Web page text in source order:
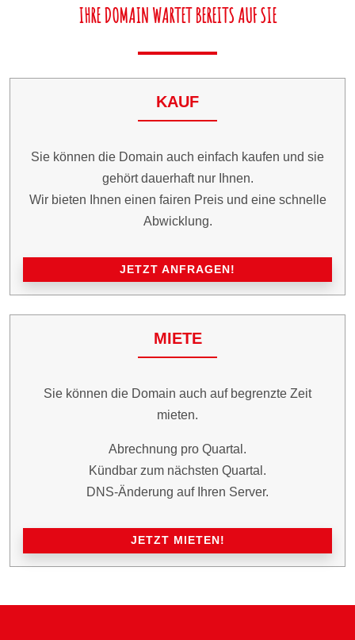
IHRE DOMAIN WARTET BEREITS AUF SIE
KAUF
Sie können die Domain auch einfach kaufen und sie
gehört dauerhaft nur Ihnen.
Wir bieten Ihnen einen fairen Preis und eine schnelle
Abwicklung.
JETZT ANFRAGEN!
MIETE
Sie können die Domain auch auf begrenzte Zeit
mieten.
Abrechnung pro Quartal.
Kündbar zum nächsten Quartal.
DNS-Änderung auf Ihren Server.
JETZT MIETEN!